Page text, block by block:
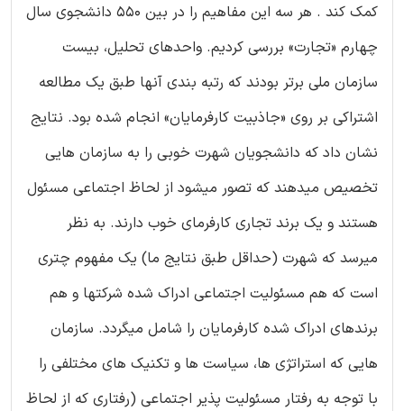
کمک کند . هر سه این مفاهیم را در بین 550 دانشجوی سال
چهارم «تجارت» بررسی کردیم. واحدهای تحلیل، بیست
سازمان ملی برتر بودند که رتبه بندی آنها طبق یک مطالعه
اشتراکی بر روی «جاذبیت کارفرمایان» انجام شده بود. نتایج
نشان داد که دانشجویان شهرت خوبی را به سازمان هایی
تخصیص میدهند که تصور میشود از لحاظ اجتماعی مسئول
هستند و یک برند تجاری کارفرمای خوب دارند. به نظر
میرسد که شهرت (حداقل طبق نتایج ما) یک مفهوم چتری
است که هم مسئولیت اجتماعی ادراک شده شرکتها و هم
برندهای ادراک شده کارفرمایان را شامل میگردد. سازمان
هایی که استراتژی ها، سیاست ها و تکنیک های مختلفی را
با توجه به رفتار مسئولیت پذیر اجتماعی (رفتاری که از لحاظ